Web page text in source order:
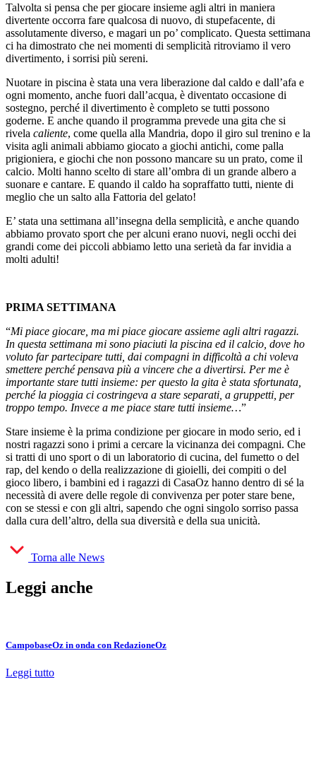
Talvolta si pensa che per giocare insieme agli altri in maniera
divertente occorra fare qualcosa di nuovo, di stupefacente, di
assolutamente diverso, e magari un po’ complicato. Questa settimana
ci ha dimostrato che nei momenti di semplicità ritroviamo il vero
divertimento, i sorrisi più sereni.
Nuotare in piscina è stata una vera liberazione dal caldo e dall’afa e
ogni momento, anche fuori dall’acqua, è diventato occasione di
sostegno, perché il divertimento è completo se tutti possono
goderne. E anche quando il programma prevede una gita che si
rivela caliente, come quella alla Mandria, dopo il giro sul trenino e la
visita agli animali abbiamo giocato a giochi antichi, come palla
prigioniera, e giochi che non possono mancare su un prato, come il
calcio. Molti hanno scelto di stare all’ombra di un grande albero a
suonare e cantare. E quando il caldo ha sopraffatto tutti, niente di
meglio che un salto alla Fattoria del gelato!
E’ stata una settimana all’insegna della semplicità, e anche quando
abbiamo provato sport che per alcuni erano nuovi, negli occhi dei
grandi come dei piccoli abbiamo letto una serietà da far invidia a
molti adulti!
PRIMA SETTIMANA
“Mi piace giocare, ma mi piace giocare assieme agli altri ragazzi.
In questa settimana mi sono piaciuti la piscina ed il calcio, dove ho
voluto far partecipare tutti, dai compagni in difficoltà a chi voleva
smettere perché pensava più a vincere che a divertirsi. Per me è
importante stare tutti insieme: per questo la gita è stata sfortunata,
perché la pioggia ci costringeva a stare separati, a gruppetti, per
troppo tempo. Invece a me piace stare tutti insieme…”
Stare insieme è la prima condizione per giocare in modo serio, ed i
nostri ragazzi sono i primi a cercare la vicinanza dei compagni. Che
si tratti di uno sport o di un laboratorio di cucina, del fumetto o del
rap, del kendo o della realizzazione di gioielli, dei compiti o del
gioco libero, i bambini ed i ragazzi di CasaOz hanno dentro di sé la
necessità di avere delle regole di convivenza per poter stare bene,
con se stessi e con gli altri, sapendo che ogni singolo sorriso passa
dalla cura dell’altro, della sua diversità e della sua unicità.
Torna alle News
Leggi anche
CampobaseOz in onda con RedazioneOz
Leggi tutto